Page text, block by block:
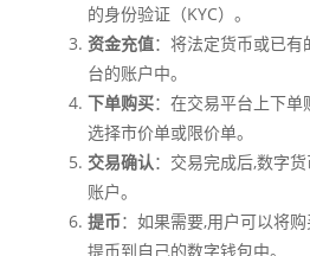
的身份验证（KYC）。
资金充值：将法定货币或已
台的账户中。
下单购买：在交易平台上下
选择市价单或限价单。
交易确认：交易完成后,数字
账户。
提币：如果需要,用户可以将
提币到自己的数字钱包中。